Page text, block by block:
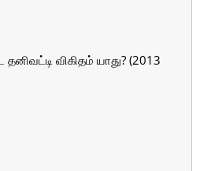
விகிதம் யாது? (2013